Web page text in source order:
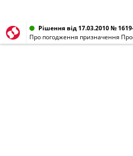
Рішення від 17.03.2010 №
Про погодження призначення